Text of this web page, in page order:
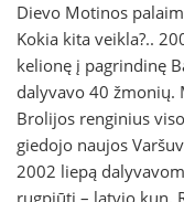
Dievo Motinos
Kokia kita veikla?..
kelionę į pagrindinę
dalyvavo 40 žmonių.
Brolijos renginius
giedojo naujos
2002 liepą